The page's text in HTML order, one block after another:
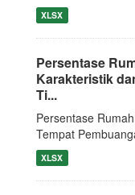
XLSX
Persentase
Karakteristik
Ti...
Persentase
Tempat
XLSX